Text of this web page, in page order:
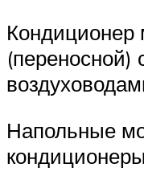
(переносной)
Напольные